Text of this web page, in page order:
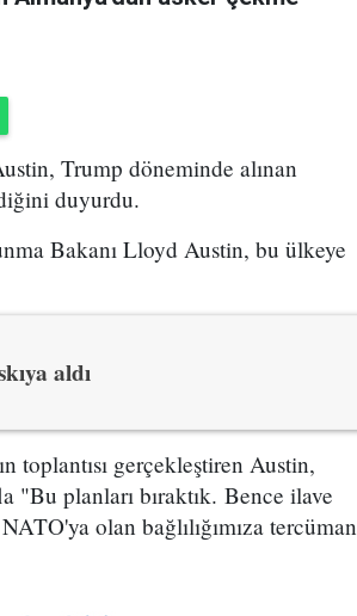
Trump döneminde alınan
duyurdu.
Bakanı Lloyd Austin, bu ülkeye
aldı
gerçekleştiren Austin,
"Bu planları bıraktık. Bence ilave
olan bağlılığımıza tercüman